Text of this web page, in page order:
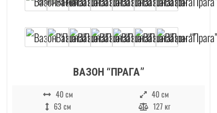
ВАЗОН “ПРАГА”
40 см
40 см
63 см
127 кг